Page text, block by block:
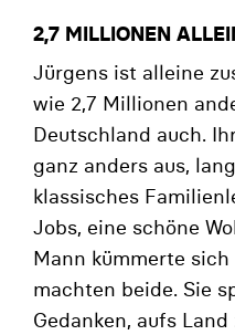
2,7 MILLIONEN
Jürgens ist alleine
wie 2,7 Millionen
Deutschland auch.
ganz anders aus,
klassisches
Jobs, eine schöne
Mann kümmerte
machten beide. Sie
Gedanken, aufs